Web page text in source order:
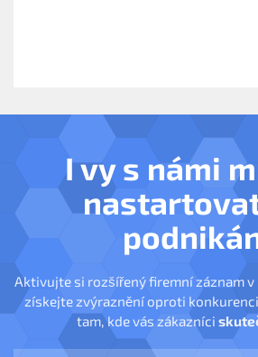
I vy s námi
Aktivujte si rozšířený firemní záznam
získejte zvýraznění oproti
tam, kde vás zákazníci